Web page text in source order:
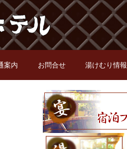
案内 お問合せ 湯けむり情報